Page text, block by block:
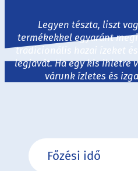
Legyen tészta, liszt
termékekkel egyaránt
tradicionális hazai ízeket
legjavát. Ha egy kis ihletre
várunk ízletes és